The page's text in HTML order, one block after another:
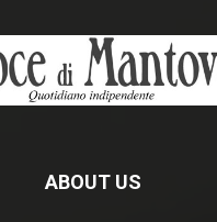
ABOUT US